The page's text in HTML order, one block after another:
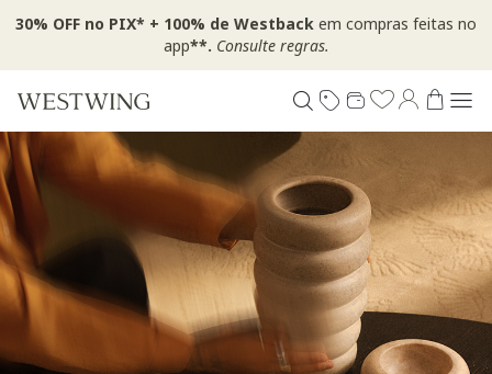
30% OFF no PIX* + 100% de Westback em compras feitas no
app**. Consulte regras.